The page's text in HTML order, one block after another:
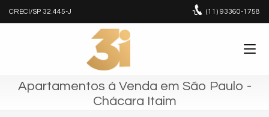
CRECI/SP 32.445-J (11) 93360-1758
Apartamentos à Venda em São Paulo -
Chácara Itaim